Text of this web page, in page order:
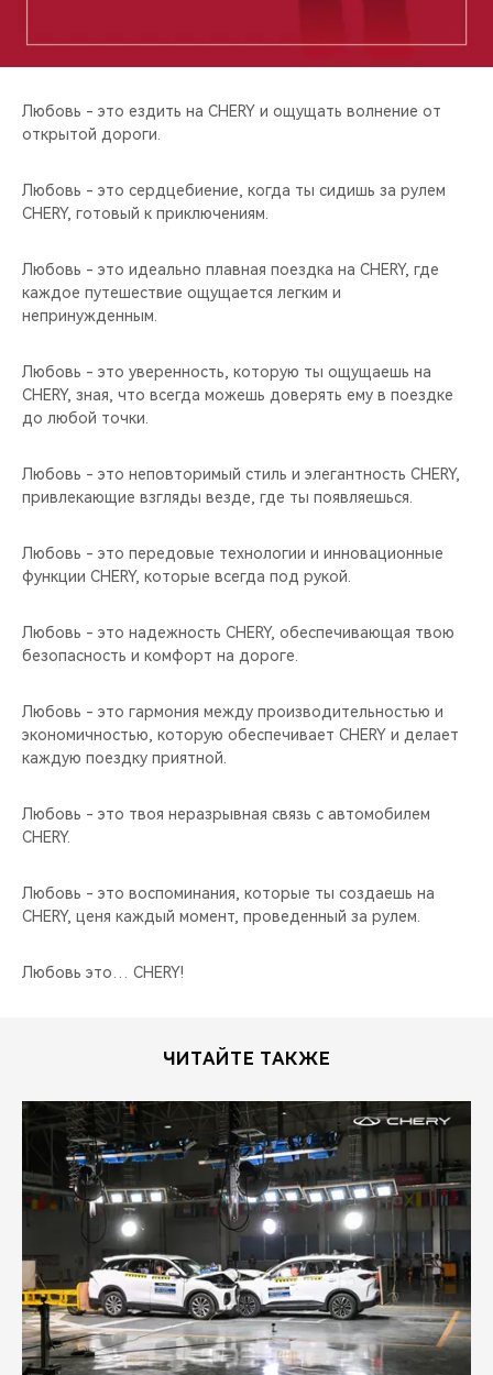
НАШИ МЕРОПРИЯТИЯ
Любовь - это ездить на CHERY и ощущать волнение от
открытой дороги.
Любовь - это сердцебиение, когда ты сидишь за рулем
CHERY, готовый к приключениям.
Любовь - это идеально плавная поездка на CHERY, где
каждое путешествие ощущается легким и
непринужденным.
Любовь - это уверенность, которую ты ощущаешь на
CHERY, зная, что всегда можешь доверять ему в поездке
до любой точки.
Любовь - это неповторимый стиль и элегантность CHERY,
привлекающие взгляды везде, где ты появляешься.
Любовь - это передовые технологии и инновационные
функции CHERY, которые всегда под рукой.
Любовь - это надежность CHERY, обеспечивающая твою
безопасность и комфорт на дороге.
Любовь - это гармония между производительностью и
экономичностью, которую обеспечивает CHERY и делает
каждую поездку приятной.
Любовь - это твоя неразрывная связь с автомобилем
CHERY.
Любовь - это воспоминания, которые ты создаешь на
CHERY, ценя каждый момент, проведенный за рулем.
Любовь это… CHERY!
ЧИТАЙТЕ ТАКЖЕ